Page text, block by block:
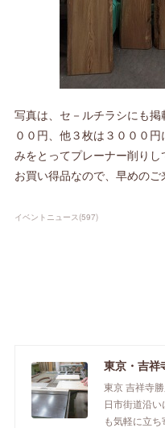
写真は、セ－ルチラシにも
００円、他３枚は３０００
みをとってプレーナー削り
お買い得品なので、早めのご
イベントニュース(597)
東京 吉祥寺
日市街道沿
も気軽に立